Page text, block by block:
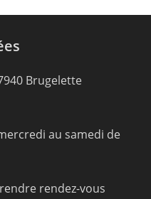
Brugelette
au samedi de
rendez-vous